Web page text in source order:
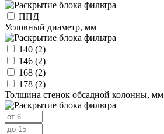
ППД
Условный диаметр, мм
140 (2)
146 (2)
168 (2)
178 (2)
Толщина стенок обсадной колонны, мм